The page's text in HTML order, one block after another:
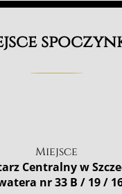
Miejsce
Centralny w
nr 33 B / 19 /